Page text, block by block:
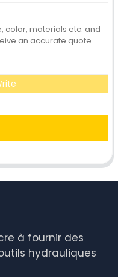
à fournir des
hydrauliques